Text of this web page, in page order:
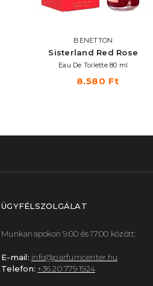
BENETTON
Sisterland Red Rose
Eau De Toilette 80 ml
8.580 Ft
ÜGYFÉLSZOLGÁLAT
Munkanapokon 9:00 és 17:00 között:
E-mail: info@parfumcenter.hu
Telefon: +36 20 779 1924